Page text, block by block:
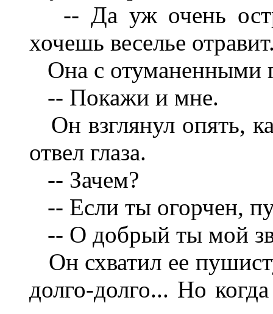
-- Да уж очень
хочешь веселье
Она с отуманенными
-- Покажи и мне.
Он взглянул опять,
отвел глаза.
-- Зачем?
-- Если ты огорчен,
-- О добрый ты мой
Он схватил ее
долго-долго... Но